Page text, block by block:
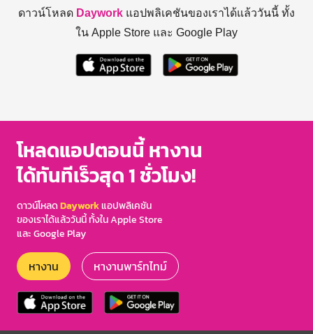
ดาวน์โหลด Daywork แอปพลิเคชันของเราได้แล้ววันนี้ ทั้ง
ใน Apple Store และ Google Play
โหลดแอปตอนนี้ หางาน
ได้ทันทีเร็วสุด 1 ชั่วโมง!
ดาวน์โหลดDayworkแอปพลิเคชัน
ของเราได้แล้ววันนี้ ทั้งใน Apple Store
และ Google Play
หางาน หางานพาร์ทไทม์